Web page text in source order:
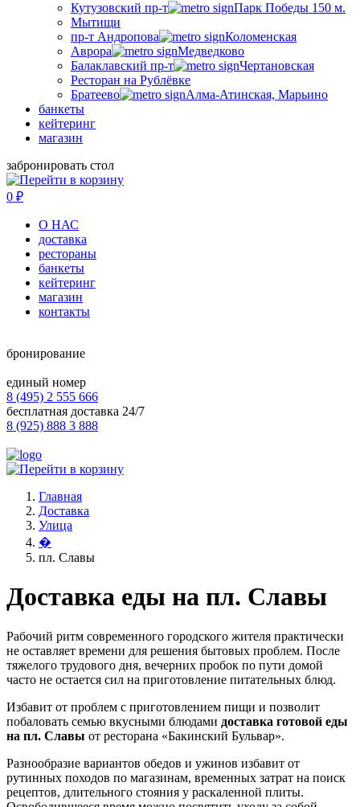
Кутузовский пр-т
Парк Победы 150 м.
Мытищи
пр-т Андропова
Коломенская
Аврора
Медведково
Балаклавский пр-т
Чертановская
Ресторан на Рублёвке
Братеево
Алма-Атинская, Марьино
банкеты
кейтеринг
магазин
забронировать стол
0 ₽
О НАС
доставка
рестораны
банкеты
кейтеринг
магазин
контакты
бронирование
единый номер
8 (495) 2 555 666
бесплатная доставка 24/7
8 (925) 888 3 888
Главная
Доставка
Улица
�
пл. Славы
Доставка еды на пл. Славы
Рабочий ритм современного городского жителя практически
не оставляет времени для решения бытовых проблем. После
тяжелого трудового дня, вечерних пробок по пути домой
часто не остается сил на приготовление питательных блюд.
Избавит от проблем с приготовлением пищи и позволит
побаловать семью вкусными блюдами доставка готовой еды
на пл. Славы от ресторана «Бакинский Бульвар».
Разнообразие вариантов обедов и ужинов избавит от
рутинных походов по магазинам, временных затрат на поиск
рецептов, длительного стояния у раскаленной плиты.